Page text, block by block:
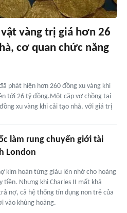
vàng trị giá hơn 26
cơ quan chức năng
phát hiện hơn 260 đồng xu vàng khi
tới 26 tỷ đồng.Một cặp vợ chồng tại
xu vàng khi cải tạo nhà, với giá trị
làm rung chuyển giới tài
London
kim hoàn từng giàu lên nhờ cho hoàng
tiền. Nhưng khi Charles II mất khả
nợ, cả hệ thống tín dụng non trẻ của
vào khủng hoảng.